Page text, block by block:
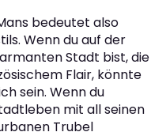
bedeutet also
Wenn du auf der
Stadt bist, die
Flair, könnte
sein. Wenn du
mit all seinen
Trubel